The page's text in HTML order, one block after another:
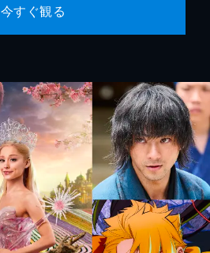
今すぐ観る